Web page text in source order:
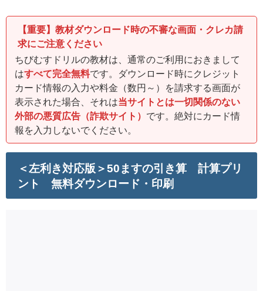
【重要】教材ダウンロード時の不審な画面・クレカ請
求にご注意ください
ちびむすドリルの教材は、通常のご利用におきまして
はすべて完全無料です。ダウンロード時にクレジット
カード情報の入力や料金（数円～）を請求する画面が
表示された場合、それは当サイトとは一切関係のない
外部の悪質広告（詐欺サイト） です。絶対にカード情
報を入力しないでください。
＜左利き対応版＞50ますの引き算 計算プリ
ント 無料ダウンロード・印刷